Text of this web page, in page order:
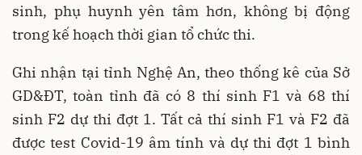
sinh, phụ huynh yên tâm hơn, không bị động
trong kế hoạch thời gian tổ chức thi.
Ghi nhận tại tỉnh Nghệ An, theo thống kê của Sở
GD&ĐT, toàn tỉnh đã có 8 thí sinh F1 và 68 thí
sinh F2 dự thi đợt 1. Tất cả thí sinh F1 và F2 đã
được test Covid-19 âm tính và dự thi đợt 1 bình